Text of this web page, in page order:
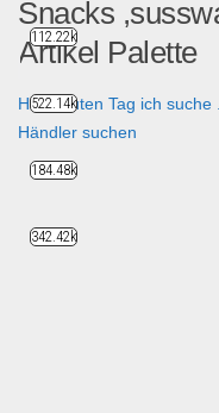
Snacks
Artikel Palette
Hallo guten Tag ich suche
Händler suchen
112.22k
522.14k
184.48k
342.42k